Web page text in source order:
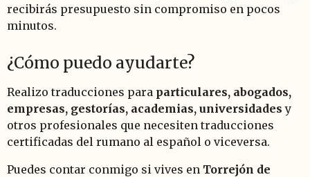
recibirás presupuesto sin compromiso en pocos
minutos.
¿Cómo puedo ayudarte?
Realizo traducciones para particulares, abogados,
empresas, gestorías, academias, universidades y
otros profesionales que necesiten traducciones
certificadas del rumano al español o viceversa.
Puedes contar conmigo si vives en Torrejón de